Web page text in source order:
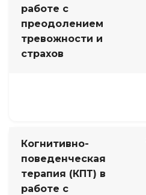
работе с
преодолением
тревожности и
страхов
Когнитивно-
поведенческая
терапия (КПТ) в
работе с